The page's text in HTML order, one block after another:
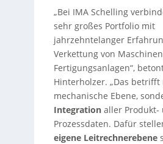
„Bei IMA Schelling
sehr großes Portfolio mit
jahrzehntelanger
Verkettung von
Fertigungsanlagen“,
Hinterholzer. „Das
mechanische Ebene,
Integrationaller Produkt-
Prozessdaten. Dafür
eigene Leitrechnerebene